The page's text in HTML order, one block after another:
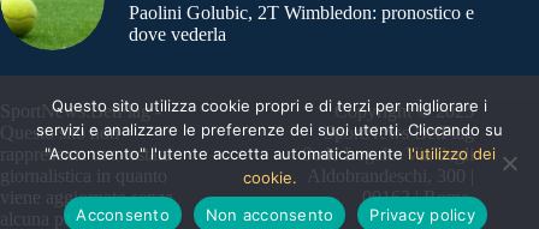
Paolini Golubic, 2T Wimbledon: pronostico e
dove vederla
SportNews.BetFlag -
Questo sito non
rappresenta una testata
giornalistica in quanto
viene aggiornato senza
alcuna periodicità
Copyright © 2025
SportNews BetFlag
Sede Legale: Via degli
Aldobrandeschi, 300 |
00163 | Roma
Questo sito utilizza cookie propri e di terzi per migliorare i
servizi e analizzare le preferenze dei suoi utenti. Cliccando su
"Acconsento" l'utente accetta automaticamente l'utilizzo dei
cookie.
Acconsento
Non acconsento Privacy policy